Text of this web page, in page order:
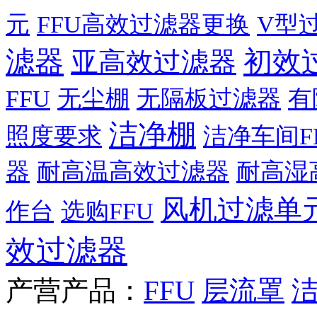
元 FFU高效过滤器更换 V型
滤器 亚高效过滤器 初效
FFU 无尘棚 无隔板过滤器
照度要求 洁净棚 洁净车间
器 耐高温高效过滤器 耐高湿
作台 选购FFU 风机过滤单
效过滤器
产营产品： FFU 层流罩